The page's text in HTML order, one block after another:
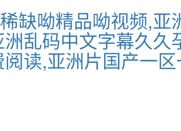
缺呦精品呦视频,
乱码中文字幕久
读,亚洲片国产一